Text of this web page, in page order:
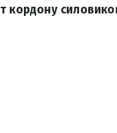
кордону